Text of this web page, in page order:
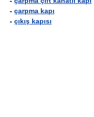
- çarpma kapı
- çıkış kapısı